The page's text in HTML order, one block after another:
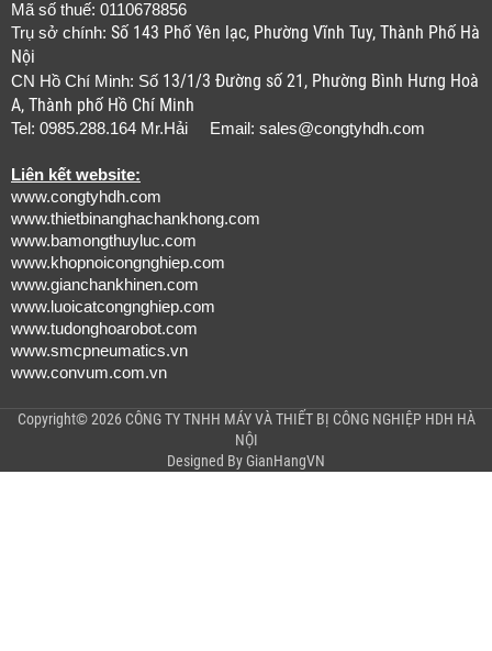
Mã số thuế: 0110678856
Trụ sở chính: Số 143 Phố Yên lạc, Phường Vĩnh Tuy, Thành Phố Hà
Nội
CN Hồ Chí Minh: Số 13/1/3 Đường số 21, Phường Bình Hưng Hoà
A, Thành phố Hồ Chí Minh
Tel: 0985.288.164 Mr.Hải Email: sales@congtyhdh.com
Liên kết website:
www.congtyhdh.com
www.thietbinanghachankhong.com
www.bamongthuyluc.com
www.khopnoicongnghiep.com
www.gianchankhinen.com
www.luoicatcongnghiep.com
www.tudonghoarobot.com
www.smcpneumatics.vn
www.convum.com.vn
Copyright© 2026 CÔNG TY TNHH MÁY VÀ THIẾT BỊ CÔNG NGHIỆP HDH HÀ
NỘI
Designed By GianHangVN